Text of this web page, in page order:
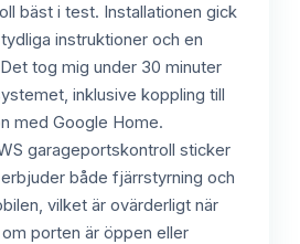
bäst i test. Installationen gick
instruktioner och en
tog mig under 30 minuter
inklusive koppling till
med Google Home.
garageportskontroll sticker
både fjärrstyrning och
vilket är ovärderligt när
porten är öppen eller